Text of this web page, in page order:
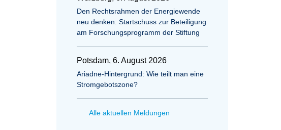
Den Rechtsrahmen der Energiewende
neu denken: Startschuss zur Beteiligung
am Forschungsprogramm der Stiftung
Potsdam, 6. August 2026
Ariadne-Hintergrund: Wie teilt man eine
Stromgebotszone?
Alle aktuellen Meldungen